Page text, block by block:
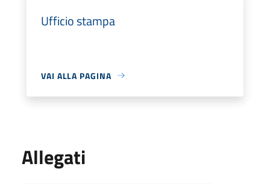
Ufficio stampa
VAI ALLA PAGINA
Allegati